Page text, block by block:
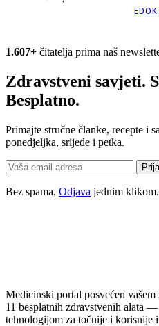
1.607+ čitatelja prima naš
Zdravstveni savjeti.
Besplatno.
Primajte stručne članke, recepte i
ponedjeljka, srijede i petka.
Bez spama. Odjava jednim klikom.
Medicinski portal posvećen
11 besplatnih zdravstvenih alata
tehnologijom za točnije i korisnije